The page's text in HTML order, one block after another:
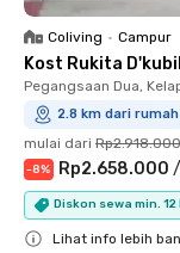
Coliving • Campur
Kost Rukita
Pegangsaan Dua,
2.8 km dari
mulai dari Rp2.918.000
-8% Rp2.658.000 /
Diskon sewa min. 12
Lihat info lebih